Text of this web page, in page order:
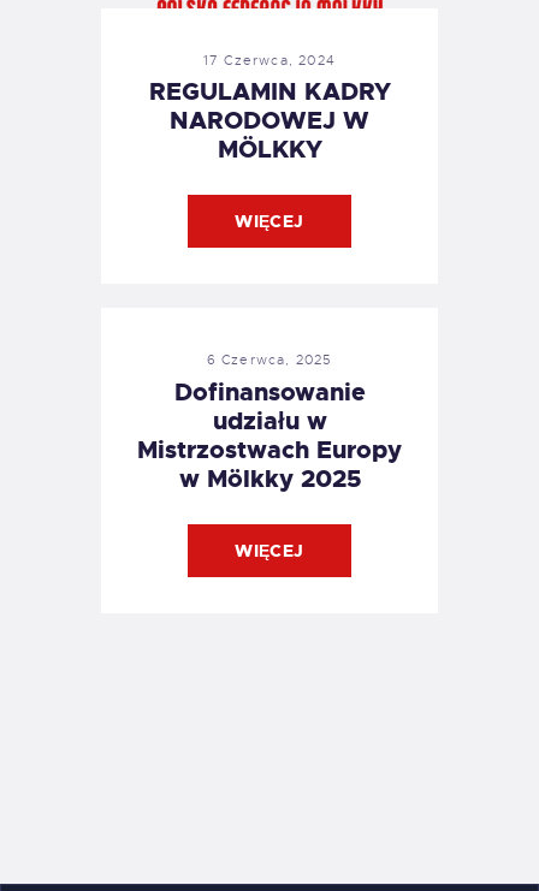
17 Czerwca, 2024
REGULAMIN KADRY
NARODOWEJ W
MÖLKKY
WIĘCEJ
6 Czerwca, 2025
Dofinansowanie
udziału w
Mistrzostwach Europy
w Mölkky 2025
WIĘCEJ